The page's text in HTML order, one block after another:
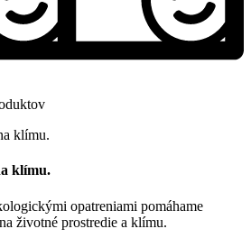
klímu.
opatreniami pomáhame
životné prostredie a klímu.